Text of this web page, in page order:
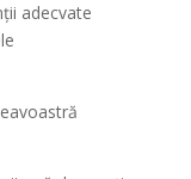
adecvate